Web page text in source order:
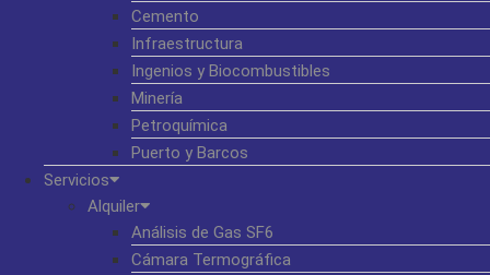
Cemento
Infraestructura
Ingenios y Biocombustibles
Minería
Petroquímica
Puerto y Barcos
Servicios
Alquiler
Análisis de Gas SF6
Cámara Termográfica